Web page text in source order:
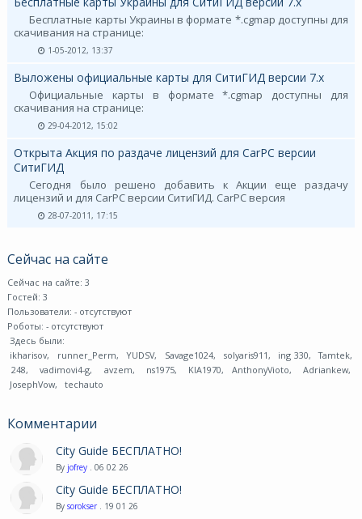
Бесплатные карты Украины в формате *.cgmap доступны для
скачивания на странице:
1-05-2012, 13:37
Выложены официальные карты для СитиГИД версии 7.х
Официальные карты в формате *.cgmap доступны для
скачивания на странице:
29-04-2012, 15:02
Открыта Акция по раздаче лицензий для CarPC версии
СитиГИД
Сегодня было решено добавить к Акции еще раздачу
лицензий и для CarPC версии СитиГИД. CarPC версия
28-07-2011, 17:15
Сейчас на сайте
Сейчас на сайте: 3
Гостей: 3
Пользователи: - отсутствуют
Роботы: - отсутствуют
Здесь были:
ikharisov, runner_Perm, YUDSV, Savage1024, solyaris911 , ing 330, Tamtek,
248, vadimovi4-g, avzem, ns1975, KIA1970, AnthonyVioto, Adriankew,
JosephVow, techauto
Комментарии
City Guide БЕСПЛАТНО!
By jofrey . 06 02 26
City Guide БЕСПЛАТНО!
By sorokser . 19 01 26